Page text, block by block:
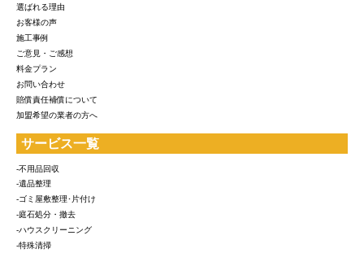
選ばれる理由
お客様の声
施工事例
ご意見・ご感想
料金プラン
お問い合わせ
賠償責任補償について
加盟希望の業者の方へ
サービス一覧
-不用品回収
-遺品整理
-ゴミ屋敷整理･片付け
-庭石処分・撤去
-ハウスクリーニング
-特殊清掃